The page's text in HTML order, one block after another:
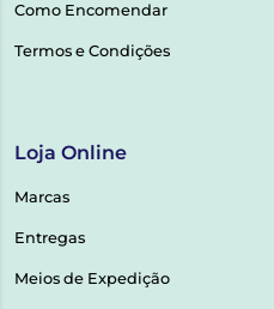
Como Encomendar
Termos e Condições
Loja Online
Marcas
Entregas
Meios de Expedição